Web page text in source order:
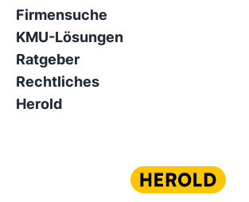
Firmensuche
KMU-Lösungen
Ratgeber
Rechtliches
Herold